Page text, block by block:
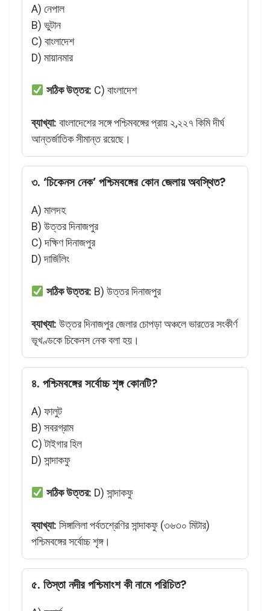
A) নেপাল
B) ভুটান
C) বাংলাদেশ
D) মায়ানমার
সঠিক উত্তর: C) বাংলাদেশ
ব্যাখ্যা: বাংলাদেশের সঙ্গে পশ্চিমবঙ্গের প্রায় ২,২২৭ কিমি দীর্ঘ
আন্তর্জাতিক সীমান্ত রয়েছে।
৩. ‘চিকেনস নেক’ পশ্চিমবঙ্গের কোন জেলায় অবস্থিত?
A) মালদহ
B) উত্তর দিনাজপুর
C) দক্ষিণ দিনাজপুর
D) দার্জিলিং
সঠিক উত্তর: B) উত্তর দিনাজপুর
ব্যাখ্যা: উত্তর দিনাজপুর জেলার চোপড়া অঞ্চলে ভারতের সংকীর্ণ
ভূখণ্ডকে চিকেনস নেক বলা হয়।
৪. পশ্চিমবঙ্গের সর্বোচ্চ শৃঙ্গ কোনটি?
A) ফালুট
B) সবরগ্রাম
C) টাইগার হিল
D) সান্দাকফু
সঠিক উত্তর: D) সান্দাকফু
ব্যাখ্যা: সিঙ্গালিলা পর্বতশ্রেণির সান্দাকফু (৩৬৩০ মিটার)
পশ্চিমবঙ্গের সর্বোচ্চ শৃঙ্গ।
৫. তিস্তা নদীর পশ্চিমাংশ কী নামে পরিচিত?